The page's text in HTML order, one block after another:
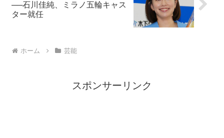
──石川佳純、ミラノ五輪キャス
ター就任
ホーム 芸能
スポンサーリンク